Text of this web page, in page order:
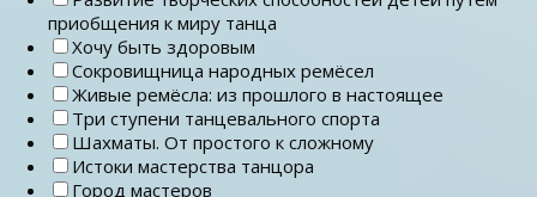
приобщения к миру танца
Хочу быть здоровым
Сокровищница народных ремёсел
Живые ремёсла: из прошлого в настоящее
Три ступени танцевального спорта
Шахматы. От простого к сложному
Истоки мастерства танцора
Город мастеров